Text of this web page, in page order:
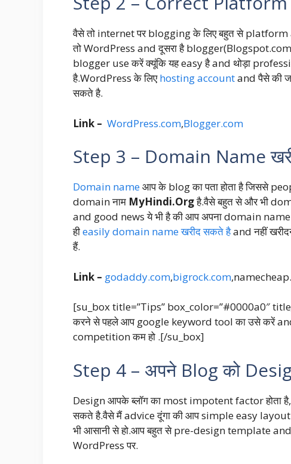
वैसे तो internet पर blogging के लिए बहुत से
तो WordPress and दूसरा है
blogger use करें क्यूंकि यह easy है and थोड़ा
है.WordPress के लिएhosting accountand पैसे की
सकते है.
Link – WordPress.com,Blogger.com
Step 3 – Domain Name
Domain nameआप के blog का पता होता है जिससे
domain नाम MyHindi.Orgहै.वैसे बहुत से और भी
and good news ये भी है की आप अपना domain
हीeasily domain name खरीद सकते हैand नहीं
हैं.
Link – godaddy.com,bigrock.com
[su_box title=”Tips” box_color=”#0000a0″
करने से पहले आप google keyword tool का उसे करें
competition कम हो .[/su_box]
Step 4 – अपने Blog को
Design आपके ब्लॉग का most impotent factor
सकते है.वैसे मैं advice दूंगा की आप simple easy layout
भी आसानी से हो.आप बहुत से pre-design template
WordPress पर.